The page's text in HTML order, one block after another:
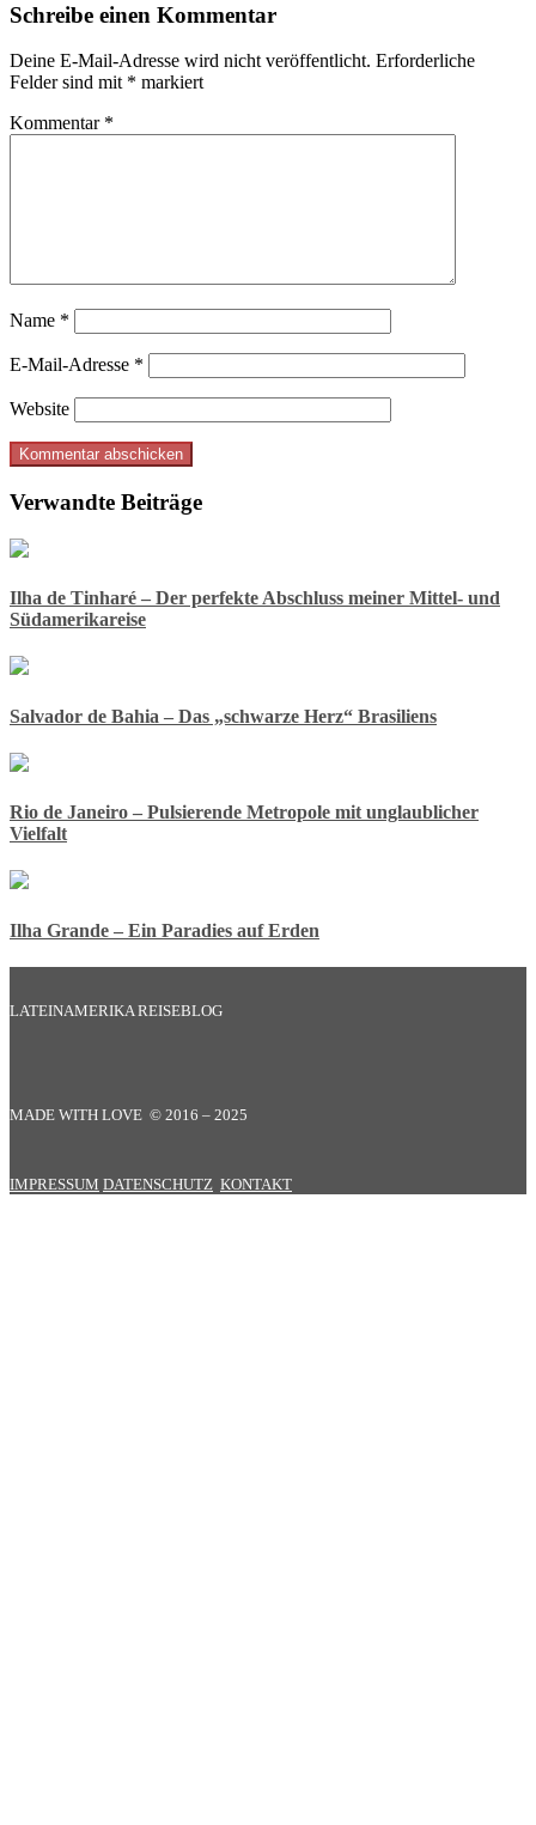
Schreibe einen Kommentar
Deine E-Mail-Adresse wird nicht veröffentlicht. Erforderliche
Felder sind mit * markiert
Kommentar *
Name *
E-Mail-Adresse *
Website
Verwandte Beiträge
Ilha de Tinharé – Der perfekte Abschluss meiner Mittel- und
Südamerikareise
Salvador de Bahia – Das „schwarze Herz“ Brasiliens
Rio de Janeiro – Pulsierende Metropole mit unglaublicher
Vielfalt
Ilha Grande – Ein Paradies auf Erden
LATEINAMERIKA REISEBLOG
MADE WITH LOVE © 2016 – 2025
IMPRESSUM DATENSCHUTZ KONTAKT